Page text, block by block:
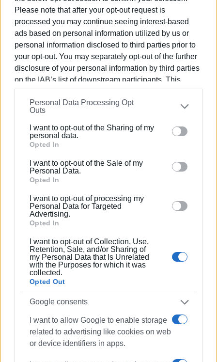
Please note that after your opt-out request is
processed you may continue seeing interest-based
ads based on personal information utilized by us or
personal information disclosed to third parties prior to
your opt-out. You may separately opt-out of the further
disclosure of your personal information by third parties
on the IAB’s list of downstream participants. This
information may also be disclosed by us to third parties
on theIAB’s List of Downstream Participants
that may
further disclose it to other third parties.
Please note that this website/app uses one or more
Google services and may gather and store information
behaviour. You may click to grant or deny consent to
Google and its third-party tags to use your data for
section.
Personal Data Processing Opt
Outs
I want to opt-out of the Sharing of my
personal data.
Opted In
I want to opt-out of the Sale of my
Personal Data.
Opted In
I want to opt-out of processing my
Personal Data for Targeted
Advertising.
Opted In
I want to opt-out of Collection, Use,
Retention, Sale, and/or Sharing of
my Personal Data that Is Unrelated
with the Purposes for which it was
collected.
Opted Out
Google consents
I want to allow Google to enable storage
related to advertising like cookies on web
or device identifiers in apps.
Ο Βασίλης Πανταζόπουλος είναι απόφοιτος του
τμήματος Μεσογειακών Σπουδών του
Πανεπιστημίου Αιγαίου (Ρόδος), με ειδίκευση
στις Διεθνείς Σχέσεις. Επιπλέον, είναι κάτοχος
Μεταπτυχιακού Τίτλου από το Πανεπιστήμιο του
Readingστις Στρατηγικές Σπουδές.
Ακολουθήστε το enimerosi στοFacebook
Συνδρομητές στο e-paper